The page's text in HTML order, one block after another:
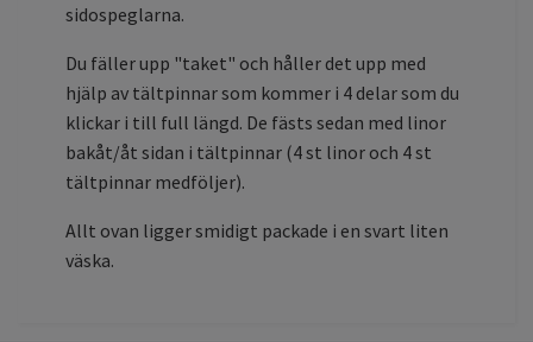
sidospeglarna.
Du fäller upp "taket" och håller det upp med
hjälp av tältpinnar som kommer i 4 delar som du
klickar i till full längd. De fästs sedan med linor
bakåt/åt sidan i tältpinnar (4 st linor och 4 st
tältpinnar medföljer).
Allt ovan ligger smidigt packade i en svart liten
väska.